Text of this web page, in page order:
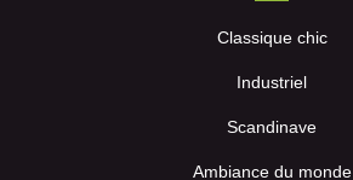
Classique chic
Industriel
Scandinave
Ambiance du monde